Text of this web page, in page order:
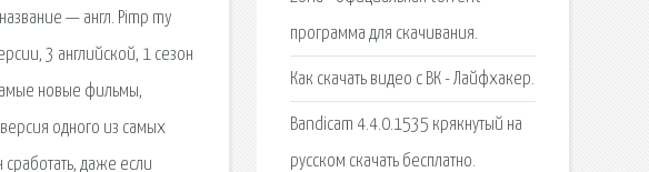
программа для скачивания.
Как скачать видео с ВК - Лайфхакер.
Bandicam 4.4.0.1535 крякнутый на
русском скачать бесплатно.